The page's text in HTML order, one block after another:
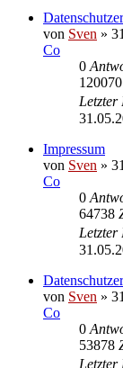
von Sven »
Co
0
120070
Letzter
Impressum
von Sven »
Co
0
64738
Letzter
von Sven »
Co
0
53878
Letzter